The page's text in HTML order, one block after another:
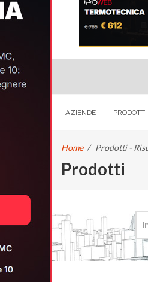
AZIENDE PRODOTTI
Home / Prodotti -
Prodotti